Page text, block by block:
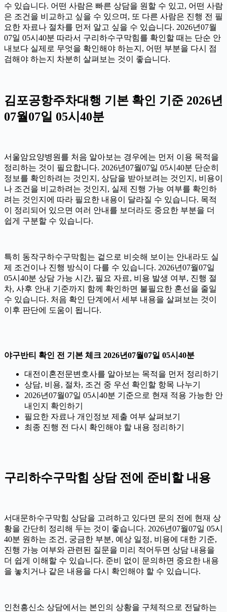
수 있습니다. 어떤 사람은 빠른 상담을 원할 수 있고, 어떤 사람
은 조건을 비교하고 싶을 수 있으며, 또 다른 사람은 진행 전 필
요한 자료나 절차를 먼저 알고 싶을 수 있습니다. 2026년07월
07일 05시40분 따라서 구리하수구막힘를 확인할 때는 단순 안
내보다 실제로 무엇을 확인해야 하는지, 어떤 부분을 다시 점
검해야 하는지 차분히 살펴보는 것이 좋습니다.
김포공항주차대행 기본 확인 기준 2026년
07월07일 05시40분
서울암요양병원를 처음 알아보는 경우에는 먼저 이용 목적을
정리하는 것이 필요합니다. 2026년07월07일 05시40분 단순히
정보를 확인하려는 것인지, 상담을 받아보려는 것인지, 비용이
나 조건을 비교하려는 것인지, 실제 진행 가능 여부를 확인하
려는 것인지에 따라 필요한 내용이 달라질 수 있습니다. 목적
이 정리되어 있으면 여러 안내를 보더라도 중요한 부분을 더
쉽게 구분할 수 있습니다.
특히 동작구하수구막힘는 겉으로 비슷해 보이는 안내라도 실
제 조건이나 진행 방식이 다를 수 있습니다. 2026년07월07일
05시40분 상담 가능 시간, 필요 자료, 비용 발생 여부, 진행 절
차, 사후 안내 기준까지 함께 확인하면 불필요한 혼선을 줄일
수 있습니다. 처음 확인 단계에서 세부 내용을 살펴보는 것이
이후 판단에 도움이 됩니다.
야구반티 확인 전 기본 체크 2026년07월07일 05시40분
대전이혼전문변호사를 알아보는 목적을 먼저 정리하기
상담, 비용, 절차, 조건 중 우선 확인할 항목 나누기
2026년07월07일 05시40분 기준으로 현재 적용 가능한 안
내인지 확인하기
필요한 자료나 개인정보 제출 여부 살펴보기
최종 진행 전 다시 확인해야 할 내용 정리하기
구리하수구막힘 상담 전에 준비할 내용
서대문하수구막힘 상담을 고려하고 있다면 문의 전에 현재 상
황을 간단히 정리해 두는 것이 좋습니다. 2026년07월07일 05시
40분 원하는 조건, 궁금한 부분, 예상 일정, 비용에 대한 기준,
진행 가능 여부와 관련된 질문을 미리 적어두면 상담 내용을
더 쉽게 이해할 수 있습니다. 준비 없이 문의하면 중요한 내용
을 놓치거나 같은 내용을 다시 확인해야 할 수 있습니다.
인천흥신소 상담에서는 본인의 상황을 구체적으로 전달하는